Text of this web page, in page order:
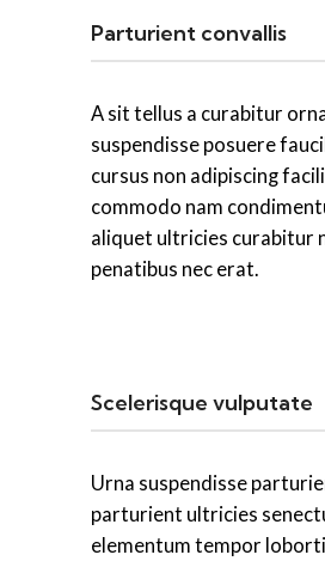
Parturient convallis
A sit tellus a curabitur
suspendisse posuere
cursus non adipiscing
commodo nam
aliquet ultricies curabitur
penatibus nec erat.
Scelerisque vulputate
Urna suspendisse
parturient ultricies
elementum tempor